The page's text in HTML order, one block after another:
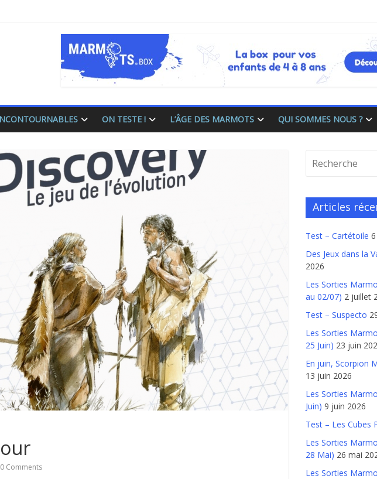
ON TESTE ! L’ÂGE DES MARMOTS QUI SOMMES NOUS ?
0 Comments
Articles
Test – Cartétoile
Des Jeux dans la
2026
Les Sorties
au 02/07) 2 juillet
Test – Suspecto
Les Sorties
25 Juin) 23 juin
En juin, Scorpion
13 juin 2026
Les Sorties
Juin) 9 juin 2026
Test – Les Cubes
Les Sorties
28 Mai) 26 mai
Les Sorties